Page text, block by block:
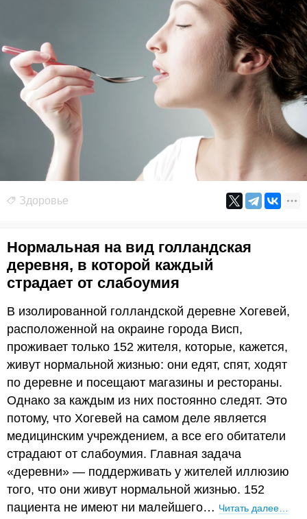
Здоровье
Нормальная на вид голландская
деревня, в которой каждый
страдает от слабоумия
В изолированной голландской деревне Хогевей,
расположенной на окраине города Висп,
проживает только 152 жителя, которые, кажется,
живут нормальной жизнью: они едят, спят, ходят
по деревне и посещают магазины и рестораны.
Однако за каждым из них постоянно следят. Это
потому, что Хогевей на самом деле является
медицинским учреждением, а все его обитатели
страдают от слабоумия. Главная задача
«деревни» — поддерживать у жителей иллюзию
того, что они живут нормальной жизнью. 152
пациента не имеют ни малейшего… Читать далее…